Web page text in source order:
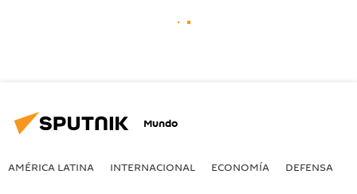
Mundo
AMÉRICA LATINA INTERNACIONAL ECONOMÍA DEFENSA